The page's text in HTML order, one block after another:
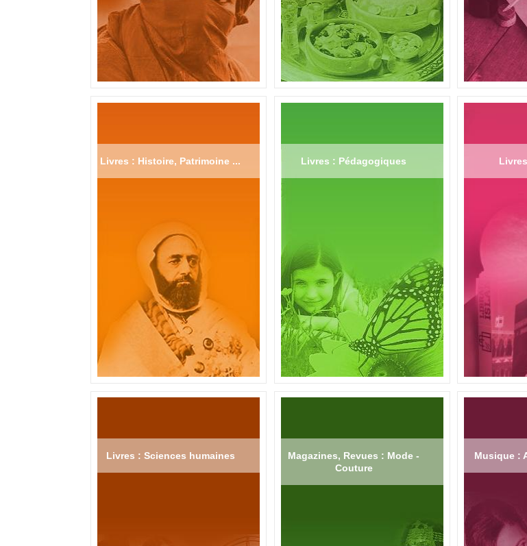
Livres : Histoire, Patrimoine ... Livres : Pédagogiques
Livres : Sciences humaines
Magazines, Revues : Mode -
Couture
Musique :